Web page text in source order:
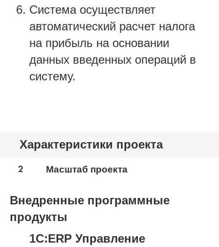
Система осуществляет
автоматический расчет налога
на прибыль на основании
данных введенных операций в
систему.
Характеристики проекта
2 Масштаб проекта
Внедренные программные
продукты
1С:ERP Управление